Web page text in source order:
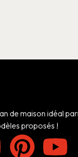
de maison idéal
proposés !